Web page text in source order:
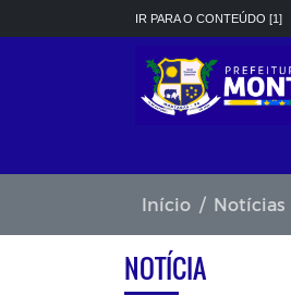
IR PARA O CONTEÚDO [1]
Início Notícias
NOTÍCIA